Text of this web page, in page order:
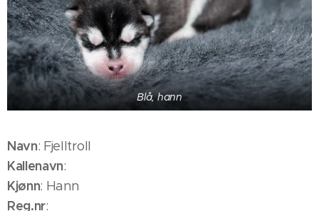
Blå, hann
Navn: Fjelltroll
Kallenavn:
Kjønn: Hann
Reg.nr: